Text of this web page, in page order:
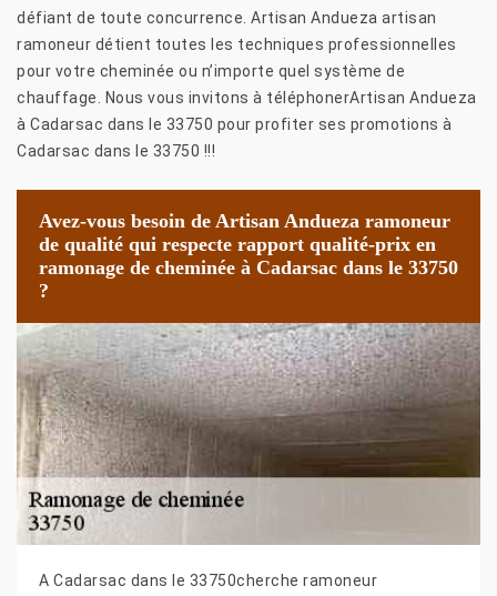
défiant de toute concurrence. Artisan Andueza artisan
ramoneur détient toutes les techniques professionnelles
pour votre cheminée ou n’importe quel système de
chauffage. Nous vous invitons à téléphonerArtisan Andueza
à Cadarsac dans le 33750 pour profiter ses promotions à
Cadarsac dans le 33750 !!!
Avez-vous besoin de Artisan Andueza ramoneur
de qualité qui respecte rapport qualité-prix en
ramonage de cheminée à Cadarsac dans le 33750
?
A Cadarsac dans le 33750cherche ramoneur